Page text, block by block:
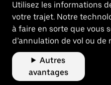
Utilisez les informations
votre trajet. Notre
à faire en sorte que vous
d’annulation de vol ou
Autres
avantages